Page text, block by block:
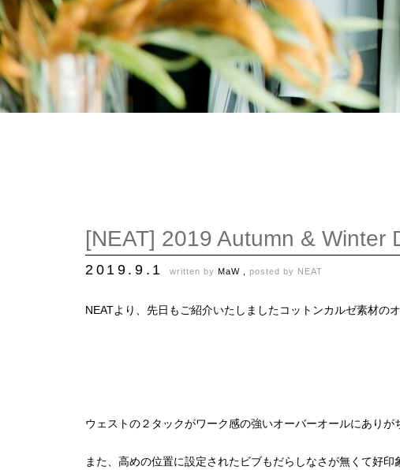
[NEAT] 2019 Autumn & Winter
2019.9.1written byMaW ,posted by NEAT
NEATより、先日もご紹介いたしましたコットンカルゼ素材の
ウェストの２タックがワーク感の強いオーバーオールにありが
また、高めの位置に設定されたビブもだらしなさが無くて好